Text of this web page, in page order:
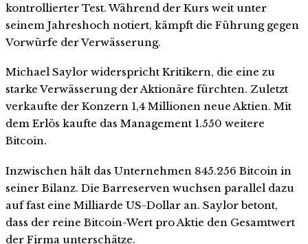
kontrollierter Test. Während der Kurs weit unter
seinem Jahreshoch notiert, kämpft die Führung gegen
Vorwürfe der Verwässerung.
Michael Saylor widerspricht Kritikern, die eine zu
starke Verwässerung der Aktionäre fürchten. Zuletzt
verkaufte der Konzern 1,4 Millionen neue Aktien. Mit
dem Erlös kaufte das Management 1.550 weitere
Bitcoin.
Inzwischen hält das Unternehmen 845.256 Bitcoin in
seiner Bilanz. Die Barreserven wuchsen parallel dazu
auf fast eine Milliarde US-Dollar an. Saylor betont,
dass der reine Bitcoin-Wert pro Aktie den Gesamtwert
der Firma unterschätze.